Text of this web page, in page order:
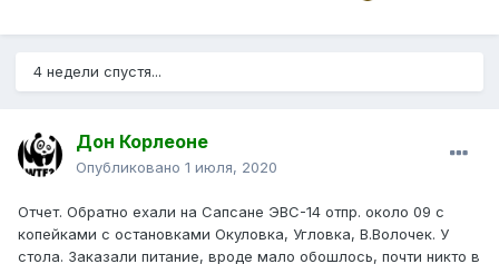
4 недели спустя...
Дон Корлеоне
Опубликовано 1 июля, 2020
Отчет. Обратно ехали на Сапсане ЭВС-14 отпр. около 09 с
копейками с остановками Окуловка, Угловка, В.Волочек. У
стола. Заказали питание, вроде мало обошлось, почти никто в